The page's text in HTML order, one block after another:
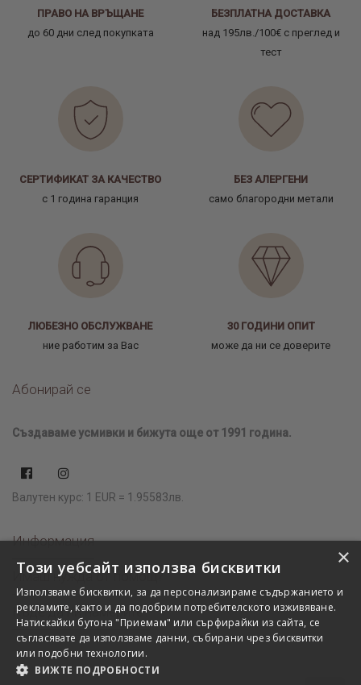
ПРАВО НА ВРЪЩАНЕ
до 60 дни след покупката
БЕЗПЛАТНА ДОСТАВКА
над 195лв./100€ с преглед и
тест
СЕРТИФИКАТ ЗА КАЧЕСТВО
с 1 година гаранция
БЕЗ АЛЕРГЕНИ
само благородни метали
ЛЮБЕЗНО ОБСЛУЖВАНЕ
ние работим за Вас
30 ГОДИНИ ОПИТ
може да ни се доверите
Абонирай се
Създаваме усмивки и бижута още от 1991 година.
Валутен курс: 1 EUR = 1.95583лв.
Информация
Имаш нужда от помощ?
Къде да ни намерите?
×
Този уебсайт използва бисквитки
Използваме бисквитки, за да персонализираме съдържанието и
рекламите, както и да подобрим потребителското изживяване.
Натискайки бутона "Приемам" или сърфирайки из сайта, се
съгласявате да използваме данни, събирани чрез бисквитки
или подобни технологии.
ВИЖТЕ ПОДРОБНОСТИ